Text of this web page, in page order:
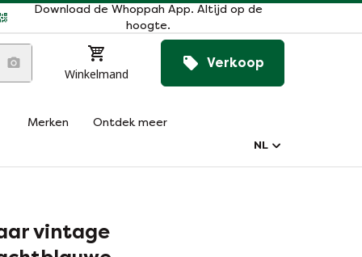
Download de Whoppah App. Altijd op de
hoogte.
Winkelmand
Verkoop
Merken
Ontdek meer
NL
vintage